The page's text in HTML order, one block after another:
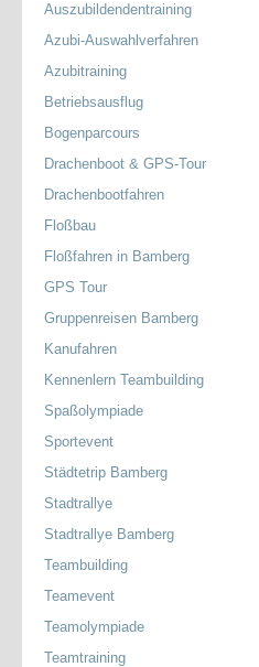
Auszubildendentraining
Azubi-Auswahlverfahren
Azubitraining
Betriebsausflug
Bogenparcours
Drachenboot & GPS-Tour
Drachenbootfahren
Floßbau
Floßfahren in Bamberg
GPS Tour
Gruppenreisen Bamberg
Kanufahren
Kennenlern Teambuilding
Spaßolympiade
Sportevent
Städtetrip Bamberg
Stadtrallye
Stadtrallye Bamberg
Teambuilding
Teamevent
Teamolympiade
Teamtraining